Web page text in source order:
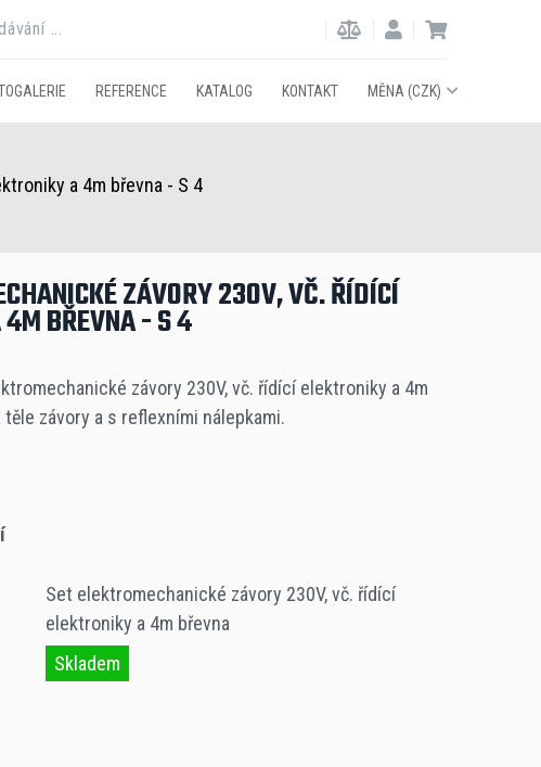
REFERENCE KATALOG KONTAKT MĚNA (CZK)
a 4m břevna - S 4
ZÁVORY 230V, VČ. ŘÍDÍCÍ
BŘEVNA - S 4
závory 230V, vč. řídící elektroniky a 4m
těle závory a s reflexními nálepkami.
Set elektromechanické závory 230V, vč. řídící
elektroniky a 4m břevna
Skladem